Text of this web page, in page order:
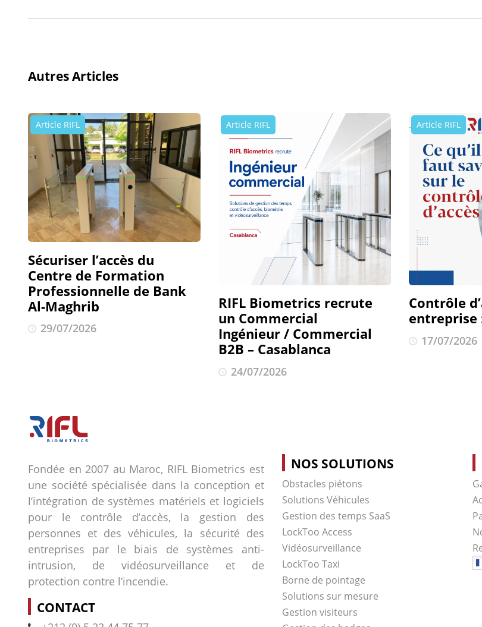
Autres Articles
Article RIFL
Sécuriser l’accès du
Centre de Formation
Professionnelle de Bank
Al-Maghrib
29/07/2026
Article RIFL
RIFL Biometrics recrute
un Commercial
Ingénieur / Commercial
B2B – Casablanca
24/07/2026
Article RIFL
Contrôle
entreprise
17/07/2026
Fondée en 2007 au Maroc, RIFL Biometrics est
une société spécialisée dans la conception et
l’intégration de systèmes matériels et logiciels
pour le contrôle d’accès, la gestion des
personnes et des véhicules, la sécurité des
entreprises par le biais de systèmes anti-
intrusion, de vidéosurveillance et de
protection contre l’incendie.
CONTACT
NOS SOLUTIONS
Obstacles piétons
Solutions Véhicules
Gestion des temps SaaS
LockToo Access
Vidéosurveillance
LockToo Taxi
Borne de pointage
Solutions sur mesure
Gestion visiteurs